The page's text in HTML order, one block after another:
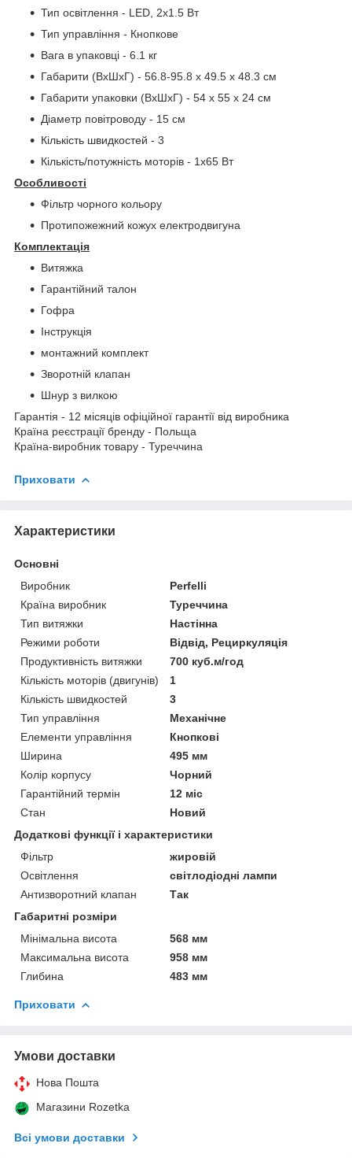
Тип освітлення - LED, 2х1.5 Вт
Тип управління - Кнопкове
Вага в упаковці - 6.1 кг
Габарити (ВхШхГ) - 56.8-95.8 х 49.5 х 48.3 см
Габарити упаковки (ВхШхГ) - 54 х 55 х 24 см
Діаметр повітроводу - 15 см
Кількість швидкостей - 3
Кількість/потужність моторів - 1х65 Вт
Особливості
Фільтр чорного кольору
Протипожежний кожух електродвигуна
Комплектація
Витяжка
Гарантійний талон
Гофра
Інструкція
монтажний комплект
Зворотній клапан
Шнур з вилкою
Гарантія - 12 місяців офіційної гарантії від виробника
Країна реєстрації бренду - Польща
Країна-виробник товару - Туреччина
Приховати
Характеристики
Основні
Виробник
Perfelli
Країна виробник
Туреччина
Тип витяжки
Настінна
Режими роботи
Відвід, Рециркуляція
Продуктивність витяжки
700 куб.м/год
Кількість моторів (двигунів)
1
Кількість швидкостей
3
Тип управління
Механічне
Елементи управління
Кнопкові
Ширина
495 мм
Колір корпусу
Чорний
Гарантійний термін
12 міс
Стан
Новий
Додаткові функції і характеристики
Фільтр
жировій
Освітлення
світлодіодні лампи
Антизворотний клапан
Так
Габаритні розміри
Мінімальна висота
568 мм
Максимальна висота
958 мм
Глибина
483 мм
Приховати
Умови доставки
Нова Пошта
Магазини Rozetka
Всі умови доставки